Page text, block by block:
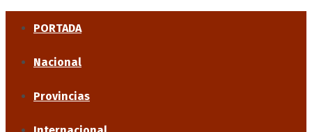
PORTADA
Nacional
Provincias